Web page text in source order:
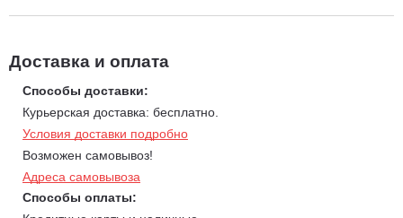
более качественной смазки. Правильность заточки
обеспечивается наличием вспомогательной метки на верхней
грани резца.
Доставка и оплата
Способы доставки:
Курьерская доставка: бесплатно.
Условия доставки подробно
Возможен самовывоз!
Адреса самовывоза
Способы оплаты: